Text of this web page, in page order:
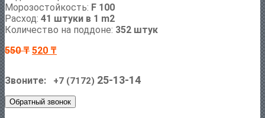
Морозостойкость: F 100
Расход: 41 штуки в 1 m2
Количество на поддоне: 352 штук
550₸ 520 ₸
Звоните: +7 (7172) 25-13-14
Обратный звонок